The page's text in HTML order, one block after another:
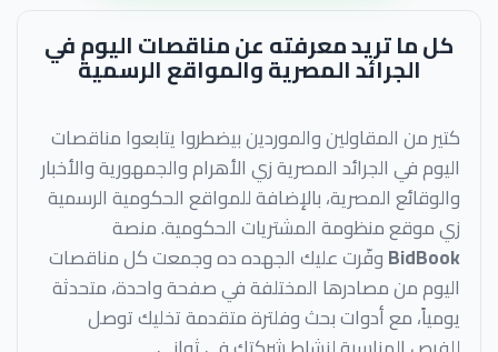
كل ما تريد معرفته عن مناقصات اليوم في
الجرائد المصرية والمواقع الرسمية
كتير من المقاولين والموردين بيضطروا يتابعوا مناقصات
اليوم في الجرائد المصرية زي الأهرام والجمهورية والأخبار
والوقائع المصرية، بالإضافة للمواقع الحكومية الرسمية
زي موقع منظومة المشتريات الحكومية. منصة
BidBookوفّرت عليك الجهده ده وجمعت كل مناقصات
اليوم من مصادرها المختلفة في صفحة واحدة، متحدثة
يومياً، مع أدوات بحث وفلترة متقدمة تخليك توصل